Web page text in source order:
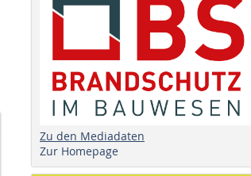
Zu den Mediadaten
Zur Homepage